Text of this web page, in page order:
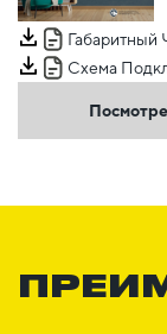
Габаритный
Схема